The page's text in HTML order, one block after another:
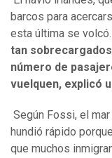
barcos para
esta última se volcó.
tan
número de
vuelquen, explicó
Según Fossi, el
hundió rápido
que muchos